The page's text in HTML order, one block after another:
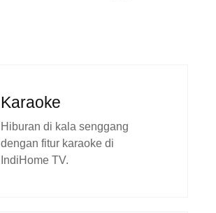
Karaoke
Hiburan di kala senggang
dengan fitur karaoke di
IndiHome TV.